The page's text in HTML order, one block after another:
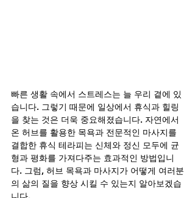
빠른 생활 속에서 스트레스는 늘 우리 곁에 있
습니다. 그렇기 때문에 일상에서 휴식과 힐링
을 찾는 것은 더욱 중요해졌습니다. 자연에서
온 허브를 활용한 목욕과 전문적인 마사지를
결합한 휴식 테라피는 신체와 정신 모두에 균
형과 평화를 가져다주는 효과적인 방법입니
다. 그럼, 허브 목욕과 마사지가 어떻게 여러분
의 삶의 질을 향상 시킬 수 있는지 알아보겠습